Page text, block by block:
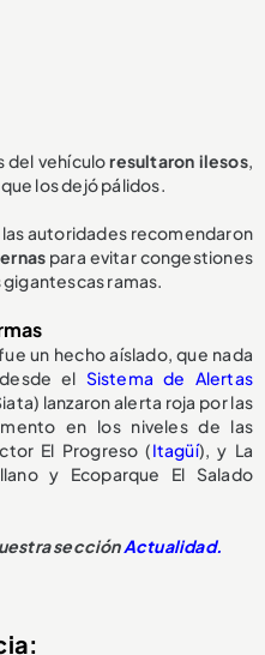
del vehículoresultaron ilesos,
los dejó pálidos.
autoridades recomendaron
para evitar congestiones
ramas.
un hecho aíslado, que nada
el Sistema de Alertas
lanzaron alerta roja por las
en los niveles de las
El Progreso (Itagüí), y La
y Ecoparque El Salado
secciónActualidad.